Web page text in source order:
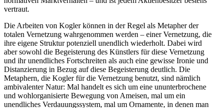
vertraut.
Die Arbeiten von Kogler können in der Regel als Metapher der
totalen Vernetzung wahrgenommen werden – einer Vernetzung, die
ihre eigene Struktur potenziell unendlich wiederholt. Dabei wird
aber sowohl die Begeisterung des Künstlers für diese Vernetzung
und ihr unendliches Fortschreiten als auch eine gewisse Ironie und
Distanzierung in Bezug auf diese Begeisterung deutlich. Die
Metaphern, die Kogler für die Vernetzung benutzt, sind nämlich
ambivalenter Natur: Mal handelt es sich um eine ununterbrochene
und wohlorganisierte Bewegung von Ameisen, mal um ein
unendliches Verdauungssystem, mal um Ornamente, in denen man